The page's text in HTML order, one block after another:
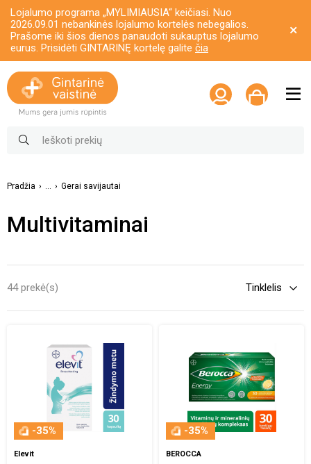
Lojalumo programa „MYLIMIAUSIA“ keičiasi. Nuo
2026.09.01 nebankinės lojalumo kortelės nebegalios.
Prašome iki šios dienos panaudoti sukauptus lojalumo
eurus. Prisidėti GINTARINĘ kortelę galite čia
Pradžia ... Gerai savijautai
Multivitaminai
44 prekė(s)
-35%
Elevit
-35%
BEROCCA